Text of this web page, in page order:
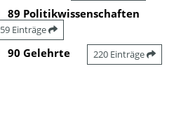
89 Politikwissenschaften
59 Einträge
90 Gelehrte 220 Einträge